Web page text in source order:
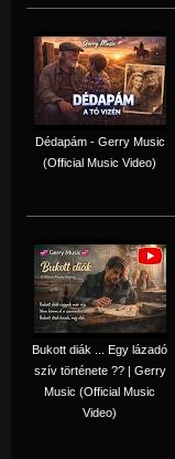
Dédapám - Gerry Music
(Official Music Video)
Bukott diák ... Egy lázadó
szív története ?? | Gerry
Music (Official Music
Video)